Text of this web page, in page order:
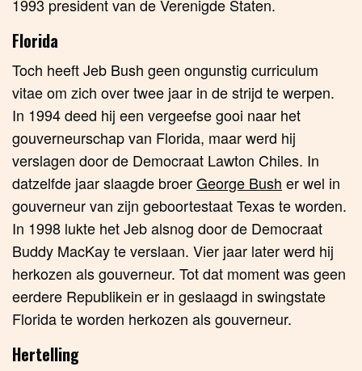
1993 president van de Verenigde Staten.
Florida
Toch heeft Jeb Bush geen ongunstig curriculum
vitae om zich over twee jaar in de strijd te werpen.
In 1994 deed hij een vergeefse gooi naar het
gouverneurschap van Florida, maar werd hij
verslagen door de Democraat Lawton Chiles. In
datzelfde jaar slaagde broerGeorge Bush er wel in
gouverneur van zijn geboortestaat Texas te worden.
In 1998 lukte het Jeb alsnog door de Democraat
Buddy MacKay te verslaan. Vier jaar later werd hij
herkozen als gouverneur. Tot dat moment was geen
eerdere Republikein er in geslaagd in swingstate
Florida te worden herkozen als gouverneur.
Hertelling